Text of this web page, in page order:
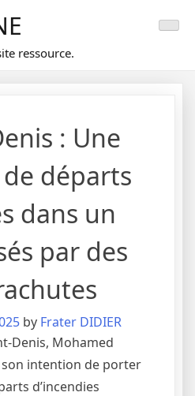
ressource.
: Une
départs
dans un
par des
by Frater DIDIER
Denis, Mohamed
son intention de porter
d’incendies